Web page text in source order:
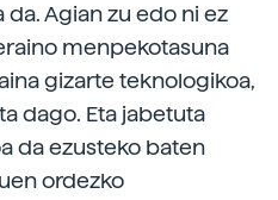
Agian zu edo ni ez
menpekotasuna
gizarte teknologikoa,
dago. Eta jabetuta
da ezusteko baten
ordezko